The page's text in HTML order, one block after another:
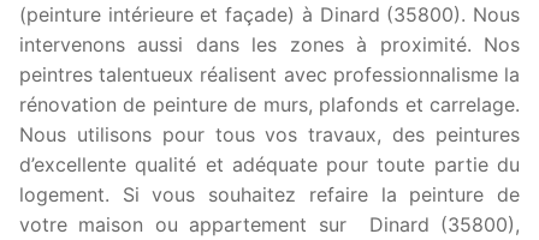
(peinture intérieure et façade) à Dinard (35800). Nous
intervenons aussi dans les zones à proximité. Nos
peintres talentueux réalisent avec professionnalisme la
rénovation de peinture de murs, plafonds et carrelage.
Nous utilisons pour tous vos travaux, des peintures
d’excellente qualité et adéquate pour toute partie du
logement. Si vous souhaitez refaire la peinture de
votre maison ou appartement sur Dinard (35800),